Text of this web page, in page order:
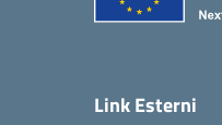
Link Esterni